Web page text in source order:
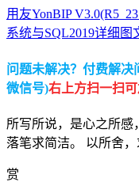
用友YonBIP
系统与SQL2019详细图
问题未解决？付费解决
微信号)右上方扫一扫
所写所说，是心之所感
落笔求简洁。 以所舍
赏